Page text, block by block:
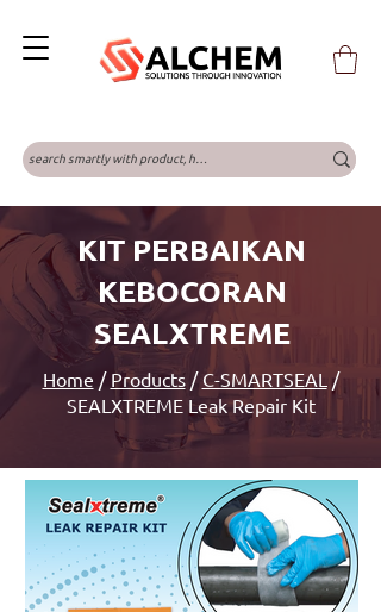
KIT PERBAIKAN
KEBOCORAN
SEALXTREME
Home / Products/ C-SMARTSEAL /
SEALXTREME Leak Repair Kit